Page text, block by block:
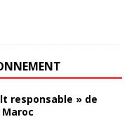
responsable » de